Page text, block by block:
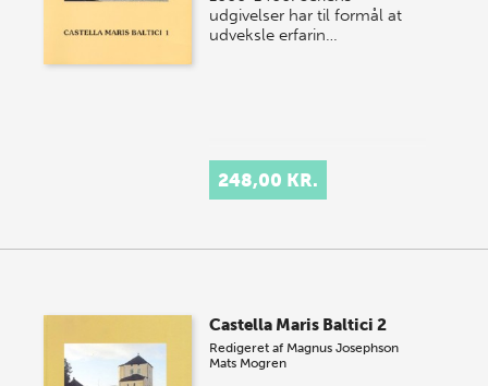
udgivelser har til formål at
udveksle erfarin…
248,00 KR.
Castella Maris Baltici 2
Redigeret af Magnus Josephson
Mats Mogren